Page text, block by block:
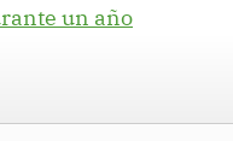
un año